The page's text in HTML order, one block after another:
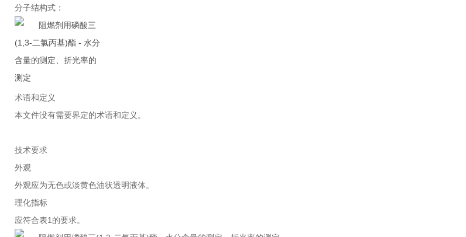
分子结构式：
术语和定义
本文件没有需要界定的术语和定义。
技术要求
外观
外观应为无色或淡黄色油状透明液体。
理化指标
应符合表1的要求。